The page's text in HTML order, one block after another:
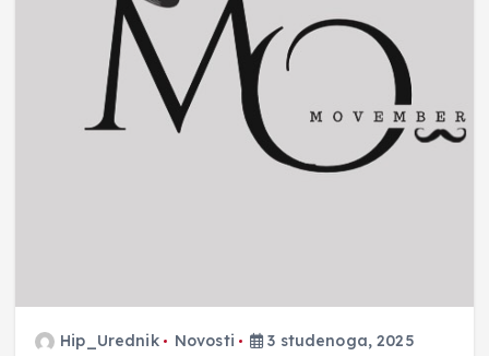
Hip_Urednik Novosti 3 studenoga, 2025